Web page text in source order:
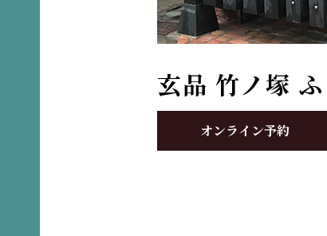
玄品 竹ノ塚
オンライン予約